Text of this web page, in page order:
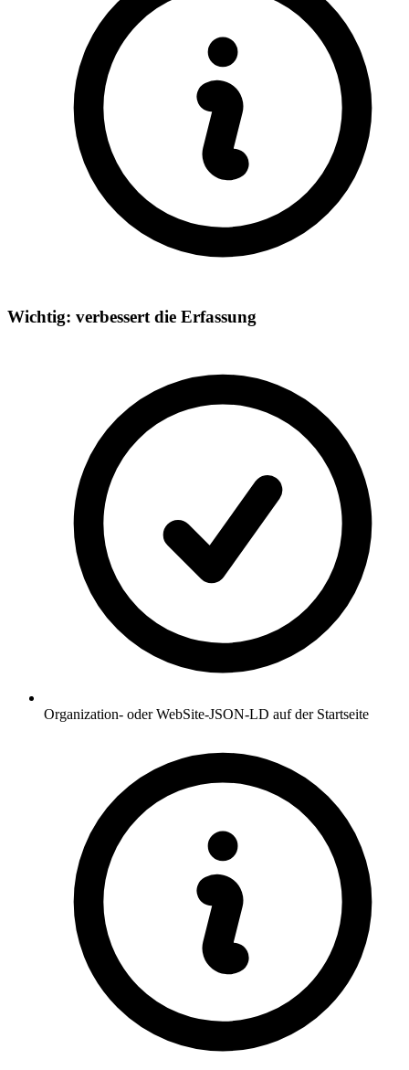
Wichtig: verbessert die Erfassung
Organization- oder WebSite-JSON-LD auf der Startseite